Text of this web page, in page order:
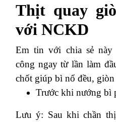
Thịt quay
với NCKD
Em tin với chia sẻ này
công ngay từ lần làm
chốt giúp bì nổ đều,
Trước khi nướng bì
Lưu ý: Sau khi chần